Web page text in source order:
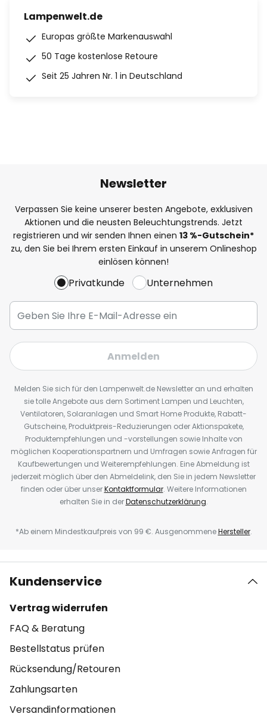
Lampenwelt.de
Europas größte Markenauswahl
50 Tage kostenlose Retoure
Seit 25 Jahren Nr. 1 in Deutschland
Newsletter
Verpassen Sie keine unserer besten Angebote, exklusiven
Aktionen und die neusten Beleuchtungstrends. Jetzt
registrieren und wir senden Ihnen einen 13 %-Gutschein*
zu, den Sie bei Ihrem ersten Einkauf in unserem Onlineshop
einlösen können!
Privatkunde Unternehmen
Anmelden
Melden Sie sich für den Lampenwelt.de Newsletter an und erhalten
sie tolle Angebote aus dem Sortiment Lampen und Leuchten,
Ventilatoren, Solaranlagen und Smart Home Produkte, Rabatt-
Gutscheine, Produktpreis-Reduzierungen oder Aktionspakete,
Produktempfehlungen und -vorstellungen sowie Inhalte von
möglichen Kooperationspartnern und Umfragen sowie Anfragen für
Kaufbewertungen und Weiterempfehlungen. Eine Abmeldung ist
jederzeit möglich über den Abmeldelink, den Sie in jedem Newsletter
finden oder über unserKontaktformular. Weitere Informationen
erhalten Sie in derDatenschutzerklärung.
*Ab einem Mindestkaufpreis von 99 €. AusgenommeneHersteller.
Kundenservice
Vertrag widerrufen
FAQ & Beratung
Bestellstatus prüfen
Rücksendung/Retouren
Zahlungsarten
Versandinformationen